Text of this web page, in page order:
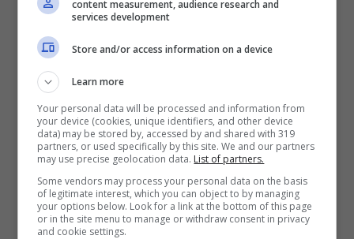
davvero sconvolgente.
content measurement, audience research and
services development
Store and/or access information on a device
Learn more
Your personal data will be processed and information from
your device (cookies, unique identifiers, and other device
data) may be stored by, accessed by and shared with 319
partners, or used specifically by this site. We and our partners
may use precise geolocation data. List of partners.
Some vendors may process your personal data on the basis
of legitimate interest, which you can object to by managing
your options below. Look for a link at the bottom of this page
or in the site menu to manage or withdraw consent in privacy
and cookie settings.